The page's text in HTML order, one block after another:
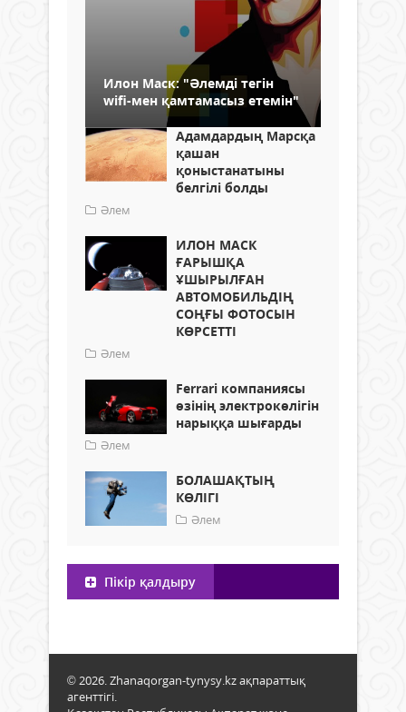
Илон Маск: "Әлемді тегін
wifi-мен қамтамасыз етемін"
Адамдардың Марсқа
қашан
қоныстанатыны
белгілі болды
Әлем
ИЛОН МАСК
ҒАРЫШҚА
ҰШЫРЫЛҒАН
АВТОМОБИЛЬДІҢ
СОҢҒЫ ФОТОСЫН
КӨРСЕТТІ
Әлем
Ferrari компаниясы
өзінің электрокөлігін
нарыққа шығарды
Әлем
БОЛАШАҚТЫҢ
КӨЛІГІ
Әлем
Пікір қалдыру
© 2026. Zhanaqorgan-tynysy.kz ақпараттық
агенттігі.